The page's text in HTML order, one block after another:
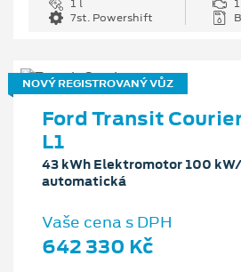
1 l
7st. Powershift
NOVÝ REGISTROVANÝ VŮZ
Ford Transit
L1
43 kWh Elektromotor 100
automatická
Vaše cena s DPH
642 330 Kč